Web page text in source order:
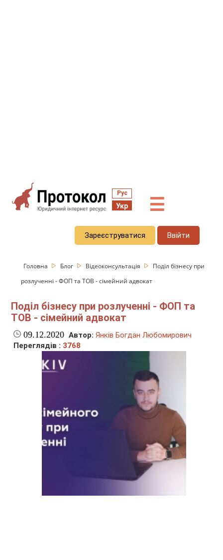
Рус
Укр ☰
Зареєструватися Ввійти
Головна Блог Відеоконсультація
Поділ бізнесу при
розлученні - ФОП та ТОВ - сімейний адвокат
Поділ бізнесу при розлученні - ФОП та
ТОВ - сімейний адвокат
09.12.2020 Автор: Янків Богдан Любомирович
Переглядів : 3768